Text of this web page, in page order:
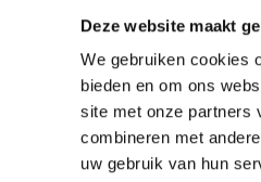
Deze website maakt
We gebruiken cookies
bieden en om ons
site met onze partners
combineren met
uw gebruik van hun